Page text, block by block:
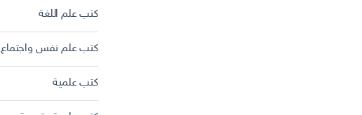
كتب علم اللغة
كتب علم نفس واجتماع
كتب علمية